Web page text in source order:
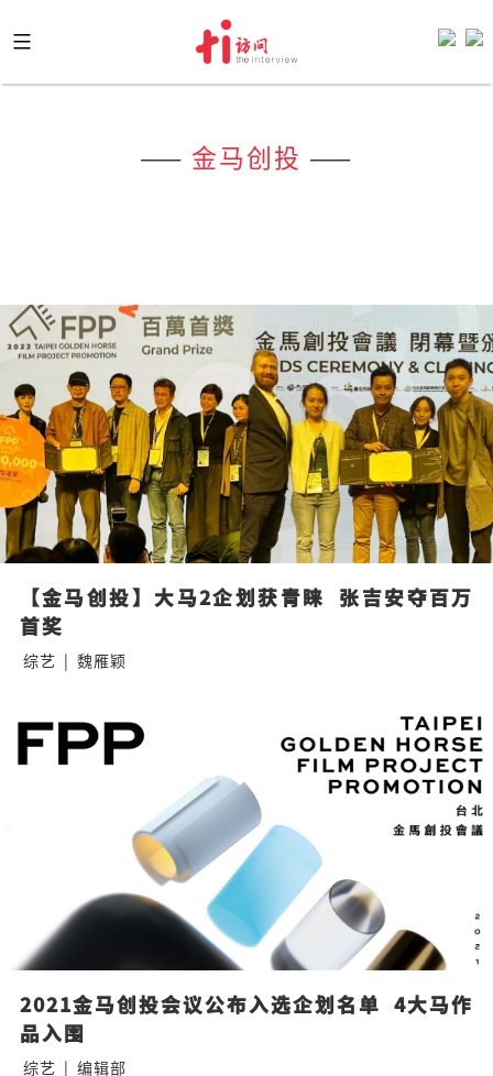
to
content
—— 金马创投 ——
【金马创投】大马2企划获青睐  张吉安夺百万
首奖
综艺 | 魏雁颖
2021金马创投会议公布入选企划名单  4大马作
品入围
综艺 | 编辑部